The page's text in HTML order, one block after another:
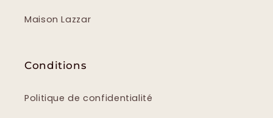
Maison Lazzar
Conditions
Politique de confidentialité